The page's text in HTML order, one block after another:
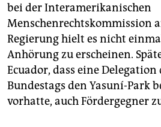
bei der Interamerikanischen
Menschenrechtskommission
Regierung hielt es nicht
Anhörung zu erscheinen.
Ecuador, dass eine Delegation
Bundestags den Yasuní-Park
vorhatte, auch Fördergegner